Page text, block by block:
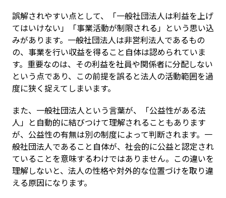
誤解されやすい点として、「一般社団法人は利益を上げ
てはいけない」「事業活動が制限される」という思い込
みがあります。一般社団法人は非営利法人であるもの
の、事業を行い収益を得ること自体は認められていま
す。重要なのは、その利益を社員や関係者に分配しない
という点であり、この前提を誤ると法人の活動範囲を過
度に狭く捉えてしまいます。
また、一般社団法人という言葉が、「公益性がある法
人」と自動的に結びつけて理解されることもあります
が、公益性の有無は別の制度によって判断されます。一
般社団法人であること自体が、社会的に公益と認定され
ていることを意味するわけではありません。この違いを
理解しないと、法人の性格や対外的な位置づけを取り違
える原因になります。